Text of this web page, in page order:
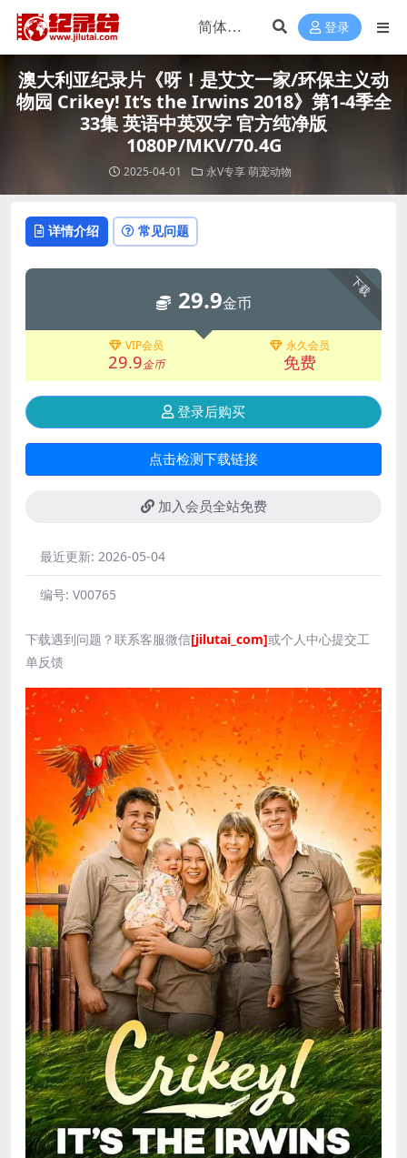
登录
澳大利亚纪录片《呀！是艾文一家/环保主义动
物园 Crikey! It’s the Irwins 2018》第1-4季全
33集 英语中英双字 官方纯净版
1080P/MKV/70.4G
2025-04-01 永V专享 萌宠动物
详情介绍 常见问题
下载
29.9金币
VIP会员
29.9金币
永久会员
免费
登录后购买
点击检测下载链接
加入会员全站免费
最近更新: 2026-05-04
编号: V00765
下载遇到问题？联系客服微信[jilutai_com]或个人中心提交工
单反馈